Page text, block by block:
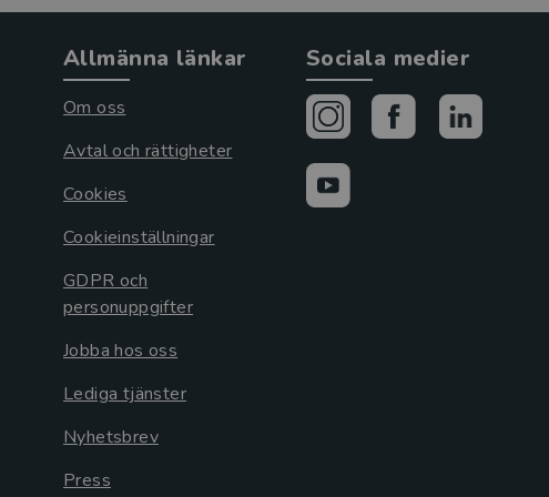
Allmänna länkar
Om oss
Avtal och rättigheter
Cookies
Cookieinställningar
GDPR och
personuppgifter
Jobba hos oss
Lediga tjänster
Nyhetsbrev
Press
Sociala medier